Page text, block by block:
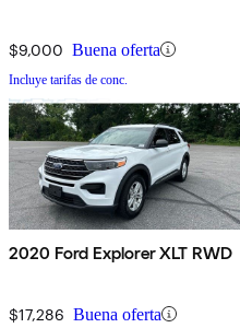
$9,000 Buena oferta
Incluye tarifas de conc.
2020 Ford Explorer XLT RWD
$17,286 Buena oferta